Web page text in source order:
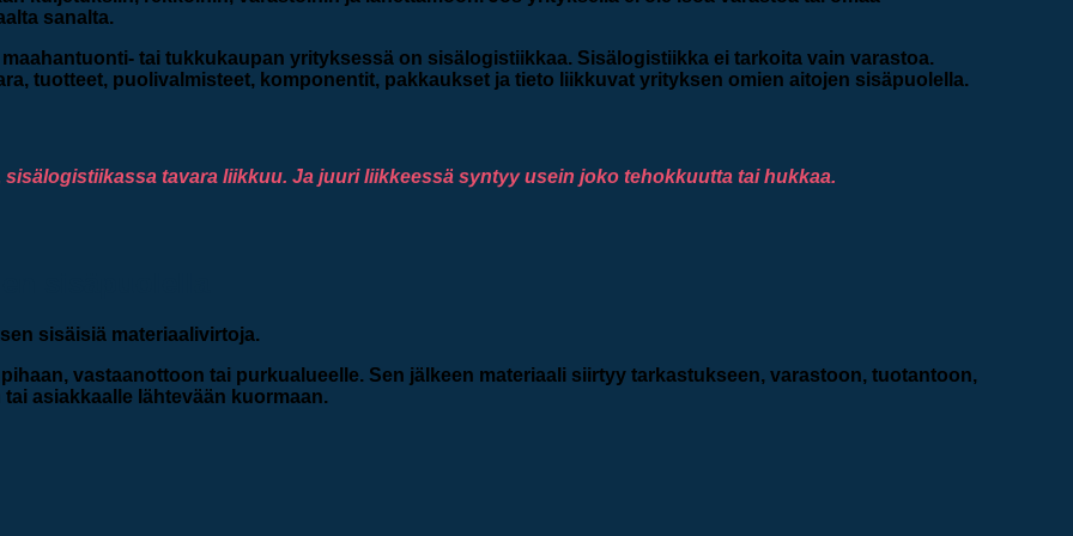
sanalta.
tai tukkukaupan yrityksessä on sisälogistiikkaa. Sisälogistiikka ei tarkoita vain varastoa.
tuotteet, puolivalmisteet, komponentit, pakkaukset ja tieto liikkuvat yrityksen omien aitojen sisäpuolella.
tavara liikkuu. Ja juuri liikkeessä syntyy usein joko tehokkuutta tai hukkaa.
sisäpuolella
sisäisiä materiaalivirtoja.
vastaanottoon tai purkualueelle. Sen jälkeen materiaali siirtyy tarkastukseen, varastoon, tuotantoon,
asiakkaalle lähtevään kuormaan.